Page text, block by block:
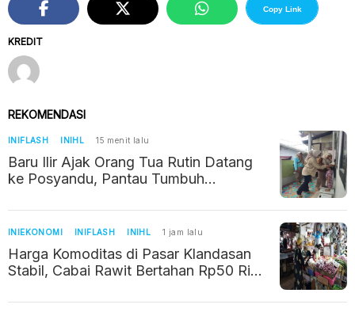
KREDIT
Copy Link
REKOMENDASI
INIFLASH INIHL 15 menit lalu
Baru Ilir Ajak Orang Tua Rutin Datang
ke Posyandu, Pantau Tumbuh
INIEKONOMI INIFLASH INIHL 1 jam lalu
Harga Komoditas di Pasar Klandasan
Stabil, Cabai Rawit Bertahan Rp50 Ribu